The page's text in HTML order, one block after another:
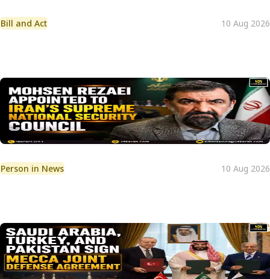
Bill and Act 10 Aug 2026
Person in News 10 Aug 2026